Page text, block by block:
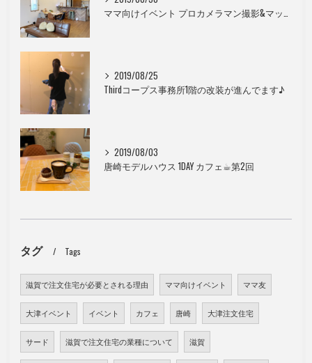
ママ向けイベント プロカメラマン撮影&マッサージ
2019/08/25
Thirdコープス事務所1階の改装が進んでます♪
2019/08/03
唐崎モデルハウス 1DAY カフェ☕︎第2回
タグ Tags
滋賀で注文住宅が必要とされる理由 ママ向けイベント ママ友
大津イベント イベント カフェ 唐崎 大津注文住宅
サード 滋賀で注文住宅の業種について 滋賀